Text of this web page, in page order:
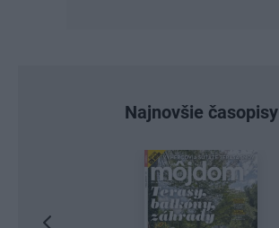
Najnovšie časopisy